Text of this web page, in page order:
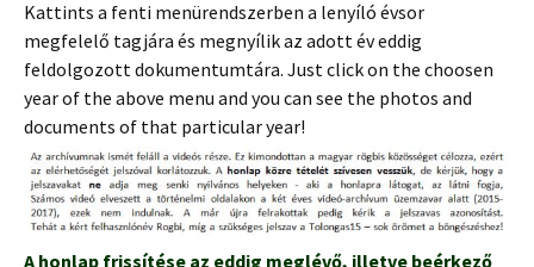
Kattints a fenti menürendszerben a lenyíló évsor
megfelelő tagjára és megnyílik az adott év eddig
feldolgozott dokumentumtára. Just click on the choosen
year of the above menu and you can see the photos and
documents of that particular year!
A honlap frissítése az eddig meglévő, illetve beérkező